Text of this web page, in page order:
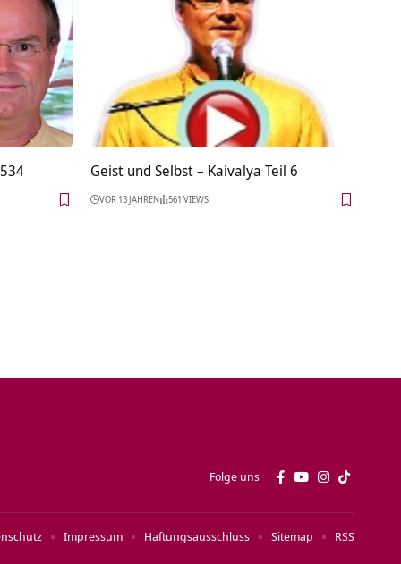
Geist und Selbst – Kaivalya Teil 6
VOR 13 JAHREN 561 VIEWS
Folge uns
Impressum Haftungsausschluss Sitemap RSS